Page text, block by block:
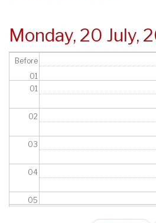
Monday, 20 July,
Before
01
01
02
03
04
05